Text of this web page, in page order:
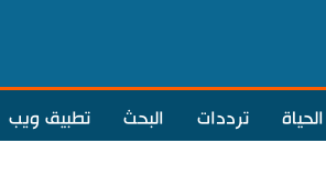
ترددات البحث تطبيق ويب